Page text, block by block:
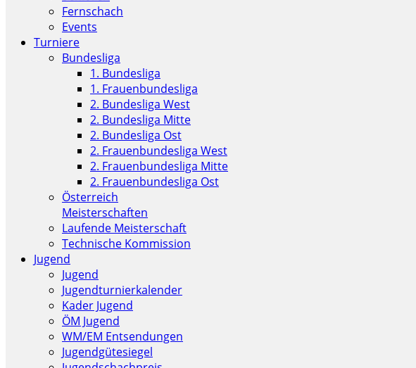
Fernschach
Events
Turniere
Bundesliga
1. Bundesliga
1. Frauenbundesliga
2. Bundesliga West
2. Bundesliga Mitte
2. Bundesliga Ost
2. Frauenbundesliga West
2. Frauenbundesliga Mitte
2. Frauenbundesliga Ost
Österreich
Meisterschaften
Laufende Meisterschaft
Technische Kommission
Jugend
Jugend
Jugendturnierkalender
Kader Jugend
ÖM Jugend
WM/EM Entsendungen
Jugendgütesiegel